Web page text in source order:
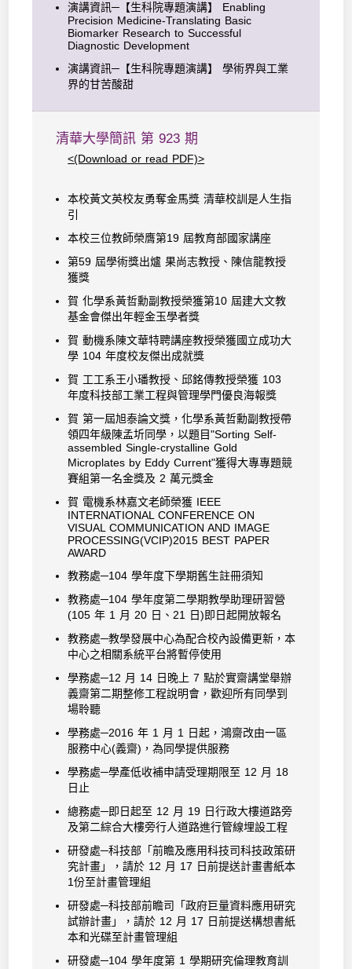
演講資訊─【生科院專題演講】 Enabling
Precision Medicine-Translating Basic
Biomarker Research to Successful
Diagnostic Development
演講資訊─【生科院專題演講】 學術界與工業
界的甘苦酸甜
清華大學簡訊 第 923 期
<(Download or read PDF)>
本校黃文英校友勇奪金馬獎 清華校訓是人生指
引
本校三位教師榮膺第19 屆教育部國家講座
第59 屆學術獎出爐 果尚志教授、陳信龍教授
獲獎
賀 化學系黃哲勳副教授榮獲第10 屆建大文教
基金會傑出年輕金玉學者獎
賀 動機系陳文華特聘講座教授榮獲國立成功大
學 104 年度校友傑出成就獎
賀 工工系王小璠教授、邱銘傳教授榮獲 103
年度科技部工業工程與管理學門優良海報獎
賀 第一屆旭泰論文獎，化學系黃哲勳副教授帶
領四年級陳孟圻同學，以題目"Sorting Self-
assembled Single-crystalline Gold
Microplates by Eddy Current"獲得大專專題競
賽組第一名金獎及 2 萬元獎金
賀 電機系林嘉文老師榮獲 IEEE
INTERNATIONAL CONFERENCE ON
VISUAL COMMUNICATION AND IMAGE
PROCESSING(VCIP)2015 BEST PAPER
AWARD
教務處─104 學年度下學期舊生註冊須知
教務處─104 學年度第二學期教學助理研習營
(105 年 1 月 20 日、21 日)即日起開放報名
教務處─教學發展中心為配合校內設備更新，本
中心之相關系統平台將暫停使用
學務處─12 月 14 日晚上 7 點於實齋講堂舉辦
義齋第二期整修工程說明會，歡迎所有同學到
場聆聽
學務處─2016 年 1 月 1 日起，鴻齋改由一區
服務中心(義齋)，為同學提供服務
學務處─學產低收補申請受理期限至 12 月 18
日止
總務處─即日起至 12 月 19 日行政大樓道路旁
及第二綜合大樓旁行人道路進行管線埋設工程
研發處─科技部「前瞻及應用科技司科技政策研
究計畫」，請於 12 月 17 日前提送計畫書紙本
1份至計畫管理組
研發處─科技部前瞻司「政府巨量資料應用研究
試辦計畫」，請於 12 月 17 日前提送構想書紙
本和光碟至計畫管理組
研發處─104 學年度第 1 學期研究倫理教育訓